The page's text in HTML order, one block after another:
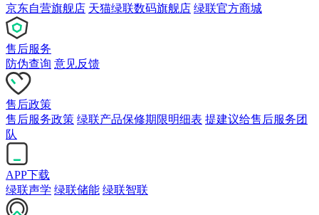
京东自营旗舰店 天猫绿联数码旗舰店 绿联官方商城
售后服务
防伪查询 意见反馈
售后政策
售后服务政策 绿联产品保修期限明细表 提建议给售后服务团
队
APP下载
绿联声学 绿联储能 绿联智联